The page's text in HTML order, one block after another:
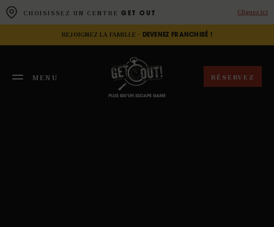
CHOISISSEZ UN CENTRE GET OUT Cliquez ici
REJOIGNEZ LA FAMILLE - DEVENEZ FRANCHISÉ !
MENU
RÉSERVEZ
Panneau de gestion des cookies